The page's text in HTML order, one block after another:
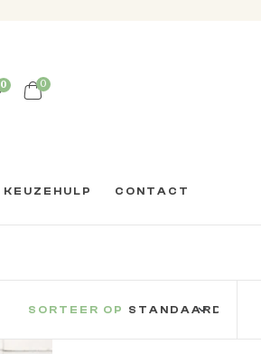
0 0
KEUZEHULP CONTACT
SORTEER OP